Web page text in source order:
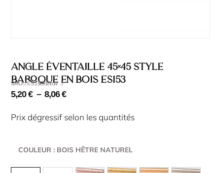
Angle éventaille 45×45 style
baroque en bois ES153
SKU : ES153
SKU : ES153 Brut
5,20€ – 8,06€
Prix dégressif selon les quantités
COULEUR : BOIS HÊTRE NATUREL